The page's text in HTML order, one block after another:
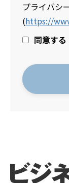
プライバシ
(https://
同意する